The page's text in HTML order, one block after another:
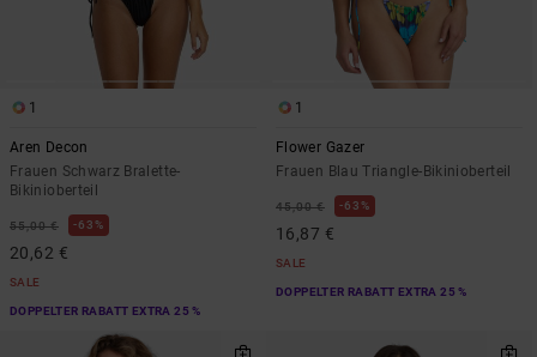
1
Aren Decon
Frauen Schwarz Bralette-
Bikinioberteil
55,00 € 63%
20,62 €
SALE
DOPPELTER RABATT EXTRA 25 %
1
Flower Gazer
Frauen Blau Triangle-Bikinioberteil
45,00 € 63%
16,87 €
SALE
DOPPELTER RABATT EXTRA 25 %